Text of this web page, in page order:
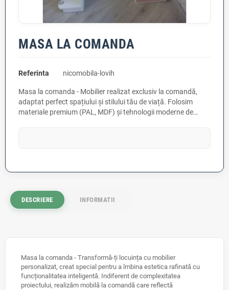
MASA LA COMANDA
Referinta nicomobila-lovih
Masa la comanda - Mobilier realizat exclusiv la comandă,
adaptat perfect spațiului și stilului tău de viață. Folosim
materiale premium (PAL, MDF) și tehnologii moderne de
DESCRIERE INFORMATII
Masa la comanda - Transformă-ți locuința cu mobilier
personalizat, creat special pentru a îmbina estetica rafinată cu
funcționalitatea inteligentă. Indiferent de complexitatea
proiectului, realizăm mobilă la comandă care reflectă